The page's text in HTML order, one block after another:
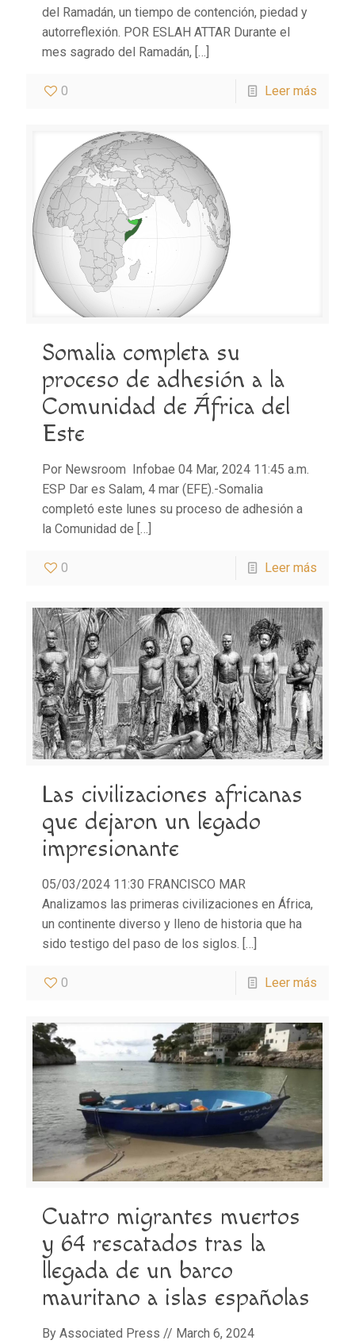
del Ramadán, un tiempo de contención, piedad y
autorreflexión. POR ESLAH ATTAR Durante el
mes sagrado del Ramadán, […]
0 Leer más
Somalia completa su
proceso de adhesión a la
Comunidad de África del
Este
Por Newsroom Infobae 04 Mar, 2024 11:45 a.m.
ESP Dar es Salam, 4 mar (EFE).-Somalia
completó este lunes su proceso de adhesión a
la Comunidad de […]
0 Leer más
Las civilizaciones africanas
que dejaron un legado
impresionante
05/03/2024 11:30 FRANCISCO MAR
Analizamos las primeras civilizaciones en África,
un continente diverso y lleno de historia que ha
sido testigo del paso de los siglos. […]
0 Leer más
Cuatro migrantes muertos
y 64 rescatados tras la
llegada de un barco
mauritano a islas españolas
By Associated Press // March 6, 2024